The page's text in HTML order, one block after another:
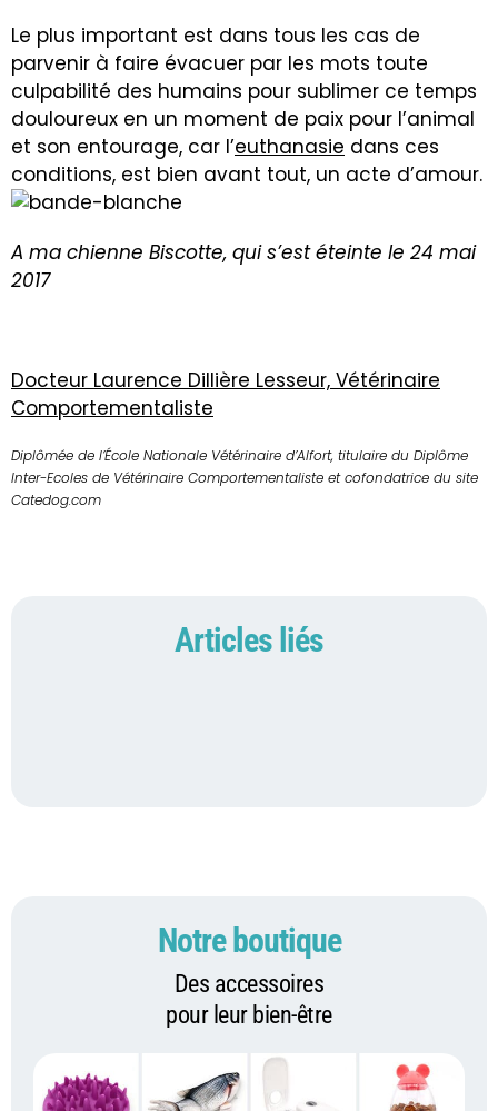
Le plus important est dans tous les cas de
parvenir à faire évacuer par les mots toute
culpabilité des humains pour sublimer ce temps
douloureux en un moment de paix pour l’animal
et son entourage, car l’euthanasie dans ces
conditions, est bien avant tout, un acte d’amour.
A ma chienne Biscotte, qui s’est éteinte le 24 mai
2017
Docteur Laurence Dillière Lesseur, Vétérinaire
Comportementaliste
Diplômée de l’École Nationale Vétérinaire d’Alfort, titulaire du Diplôme
Inter-Ecoles de Vétérinaire Comportementaliste et cofondatrice du site
Catedog.com
Articles liés
Notre boutique
Des accessoires
pour leur bien-être